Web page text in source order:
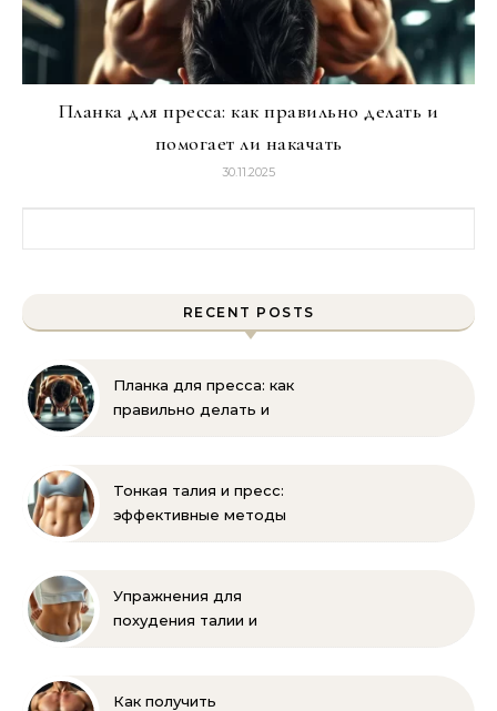
Планка для пресса: как правильно делать и
помогает ли накачать
30.11.2025
RECENT POSTS
Планка для пресса: как
правильно делать и
Тонкая талия и пресс:
эффективные методы
Упражнения для
похудения талии и
Как получить